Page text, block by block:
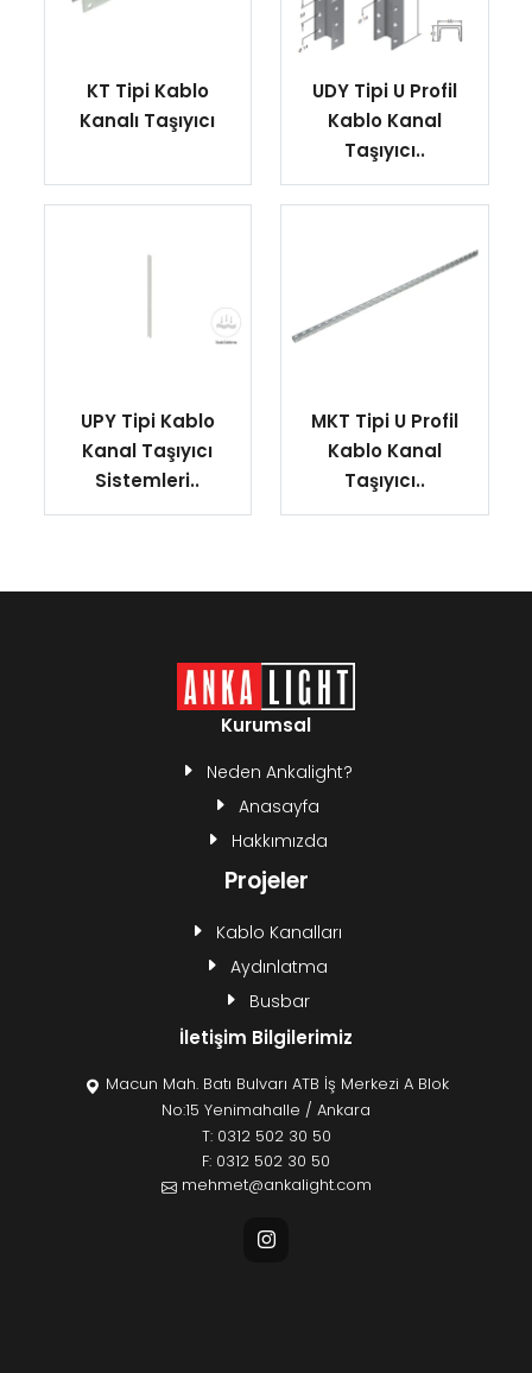
KT Tipi Kablo
Kanalı Taşıyıcı
UDY Tipi U Profil
Kablo Kanal
Taşıyıcı..
UPY Tipi Kablo
Kanal Taşıyıcı
Sistemleri..
MKT Tipi U Profil
Kablo Kanal
Taşıyıcı..
Kurumsal
Neden Ankalight?
Anasayfa
Hakkımızda
Projeler
Kablo Kanalları
Aydınlatma
Busbar
İletişim Bilgilerimiz
Macun Mah. Batı Bulvarı ATB İş Merkezi A Blok
No:15 Yenimahalle / Ankara
T: 0312 502 30 50
F: 0312 502 30 50
mehmet@ankalight.com